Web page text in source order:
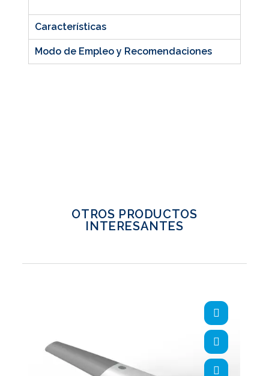
Características
Modo de Empleo y Recomendaciones
OTROS PRODUCTOS
INTERESANTES